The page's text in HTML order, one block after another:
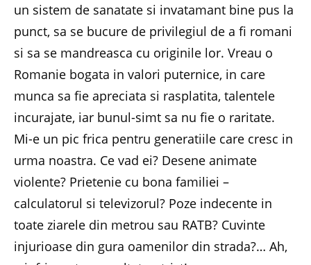
un sistem de sanatate si invatamant bine pus la
punct, sa se bucure de privilegiul de a fi romani
si sa se mandreasca cu originile lor. Vreau o
Romanie bogata in valori puternice, in care
munca sa fie apreciata si rasplatita, talentele
incurajate, iar bunul-simt sa nu fie o raritate.
Mi-e un pic frica pentru generatiile care cresc in
urma noastra. Ce vad ei? Desene animate
violente? Prietenie cu bona familiei –
calculatorul si televizorul? Poze indecente in
toate ziarele din metrou sau RATB? Cuvinte
injurioase din gura oamenilor din strada?… Ah,